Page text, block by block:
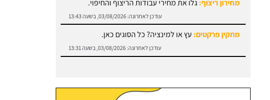
מתקין פרקטים:עץ או למינציה? כל הסוגים כאן.
עודכן לאחרונה:03/08/2026, בשעה 13:31
מחירון עבודות אלומיניום:
עודכן לאחרונה: 03/08/2026, בשעה 14:01